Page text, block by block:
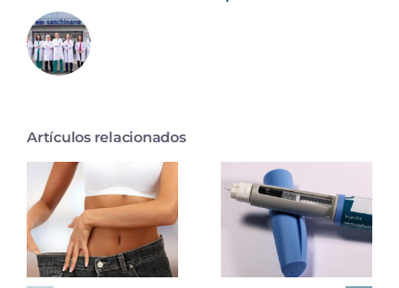
Artículos relacionados